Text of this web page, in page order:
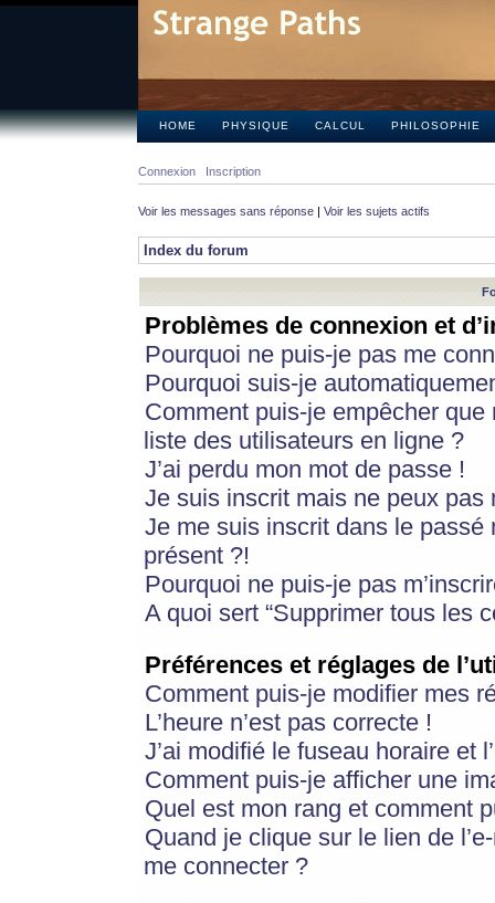
HOME PHYSIQUE CALCUL PHILOSOPHIE
Connexion Inscription
Voir les messages sans réponse | Voir les sujets actifs
Index du forum
Problèmes de connexion et
Pourquoi ne puis-je pas me
Pourquoi suis-je
Comment puis-je empêcher
liste des utilisateurs en ligne ?
J’ai perdu mon mot de passe !
Je suis inscrit mais ne peux pas
Je me suis inscrit dans le
présent ?!
Pourquoi ne puis-je pas
A quoi sert “Supprimer tous les
Préférences et réglages de
Comment puis-je modifier mes
L’heure n’est pas correcte !
J’ai modifié le fuseau horaire et
Comment puis-je afficher une
Quel est mon rang et comment
Quand je clique sur le lien de
me connecter ?